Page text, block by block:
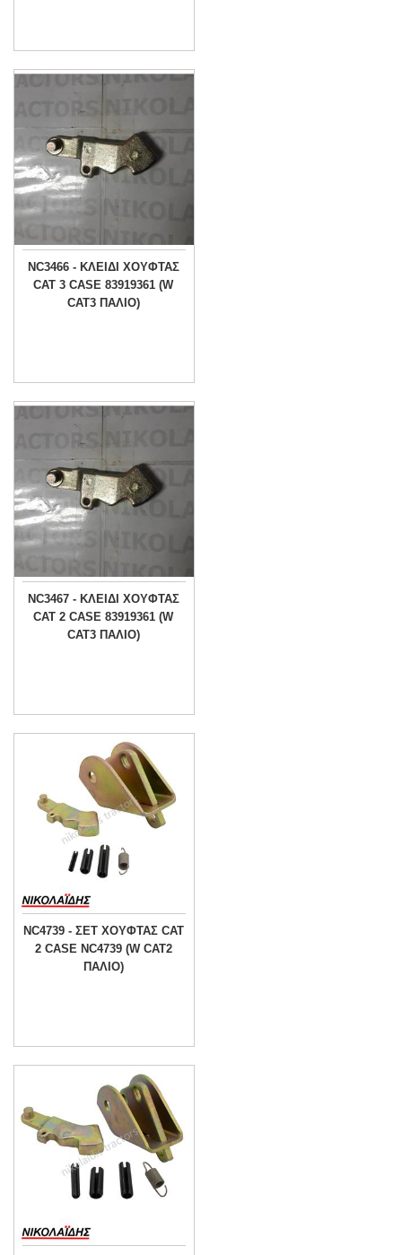
NC3466 - ΚΛΕΙΔΙ ΧOYΦΤΑΣ
CAT 3 CASE 83919361 (W
CAT3 ΠΑΛΙΟ)
NC3467 - ΚΛΕΙΔΙ ΧOYΦΤΑΣ
CAT 2 CASE 83919361 (W
CAT3 ΠΑΛΙΟ)
NC4739 - ΣΕΤ ΧΟΥΦΤΑΣ CAT
2 CASE NC4739 (W CAT2
ΠΑΛΙΟ)